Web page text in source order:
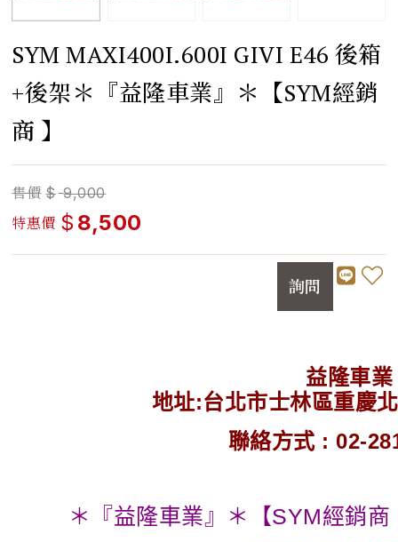
SYM MAXI400I.600I GIVI E46 後箱
+後架＊『益隆車業』＊【SYM經銷
商 】
售價 $ 9,000
特惠價 $ 8,500
詢問
益隆車業
地址:台北市士林區重慶
聯絡方式 : 02-
＊『益隆車業』＊【SYM經銷